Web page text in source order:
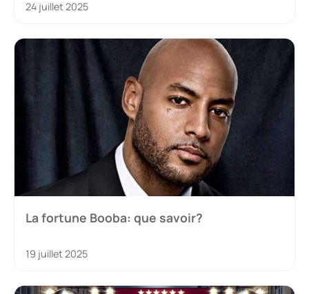
24 juillet 2025
La fortune Booba: que savoir?
19 juillet 2025